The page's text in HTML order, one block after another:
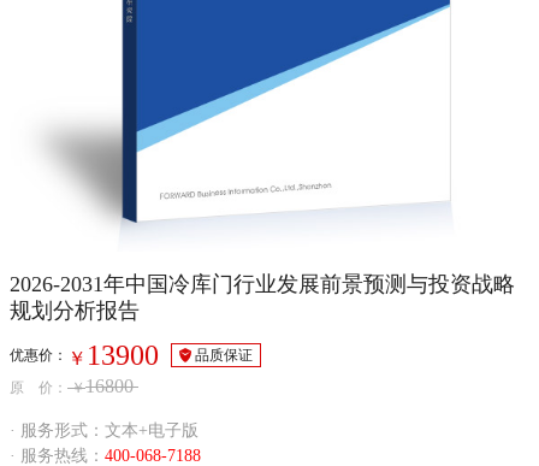
2026-2031年中国冷库门行业发展前景预测与投资战略
规划分析报告
优惠价： ￥ 13900
品质保证
原 价： ￥16800
· 服务形式：文本+电子版
· 服务热线： 400-068-7188